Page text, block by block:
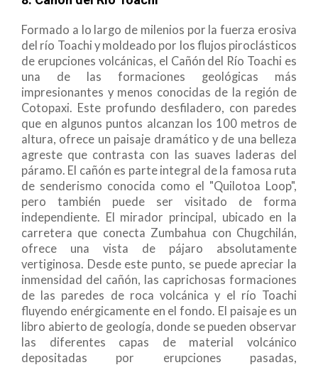
Formado a lo largo de milenios por la fuerza erosiva
del río Toachi y moldeado por los flujos piroclásticos
de erupciones volcánicas, el Cañón del Río Toachi es
una de las formaciones geológicas más
impresionantes y menos conocidas de la región de
Cotopaxi. Este profundo desfiladero, con paredes
que en algunos puntos alcanzan los 100 metros de
altura, ofrece un paisaje dramático y de una belleza
agreste que contrasta con las suaves laderas del
páramo. El cañón es parte integral de la famosa ruta
de senderismo conocida como el "Quilotoa Loop",
pero también puede ser visitado de forma
independiente. El mirador principal, ubicado en la
carretera que conecta Zumbahua con Chugchilán,
ofrece una vista de pájaro absolutamente
vertiginosa. Desde este punto, se puede apreciar la
inmensidad del cañón, las caprichosas formaciones
de las paredes de roca volcánica y el río Toachi
fluyendo enérgicamente en el fondo. El paisaje es un
libro abierto de geología, donde se pueden observar
las diferentes capas de material volcánico
depositadas por erupciones pasadas,